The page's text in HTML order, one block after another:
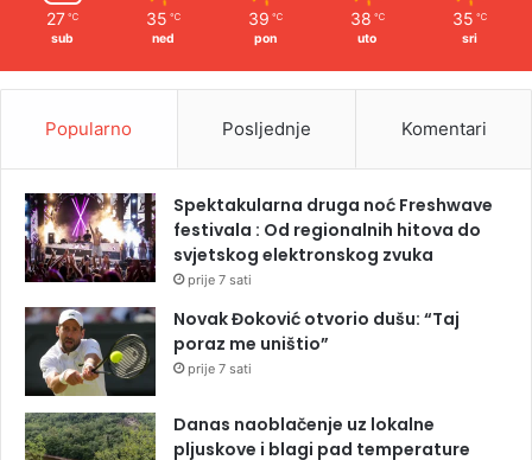
27 ℃
sub
35 ℃
ned
39 ℃
pon
38 ℃
uto
35 ℃
sri
Popularno Posljednje Komentari
Spektakularna druga noć Freshwave
festivala : Od regionalnih hitova do
svjetskog elektronskog zvuka
prije 7 sati
Novak Đoković otvorio dušu: “Taj
poraz me uništio”
prije 7 sati
Danas naoblačenje uz lokalne
pljuskove i blagi pad temperature